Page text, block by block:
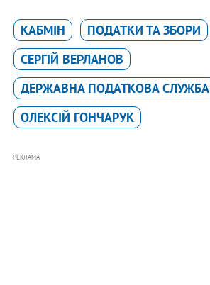
КАБМІН ПОДАТКИ ТА ЗБОРИ
СЕРГІЙ ВЕРЛАНОВ
ДЕРЖАВНА ПОДАТКОВА СЛУЖБА
ОЛЕКСІЙ ГОНЧАРУК
РЕКЛАМА